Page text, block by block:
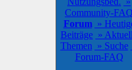
Community-FAQ
Forum »
Beiträge »
Themen » Suche
Forum-FAQ